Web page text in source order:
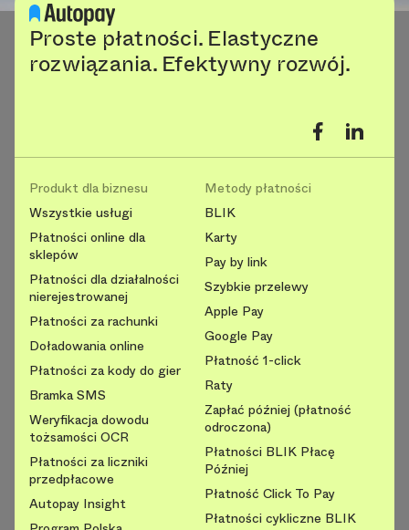
Proste płatności. Elastyczne
rozwiązania. Efektywny rozwój.
Produkt dla biznesu
Wszystkie usługi
Płatności online dla
sklepów
Płatności dla działalności
nierejestrowanej
Płatności za rachunki
Doładowania online
Płatności za kody do gier
Bramka SMS
Weryfikacja dowodu
tożsamości OCR
Płatności za liczniki
przedpłacowe
Autopay Insight
Metody płatności
BLIK
Karty
Pay by link
Szybkie przelewy
Apple Pay
Google Pay
Płatność 1-click
Raty
Zapłać później (płatność
odroczona)
Płatności BLIK Płacę
Później
Płatność Click To Pay
Płatności cykliczne BLIK